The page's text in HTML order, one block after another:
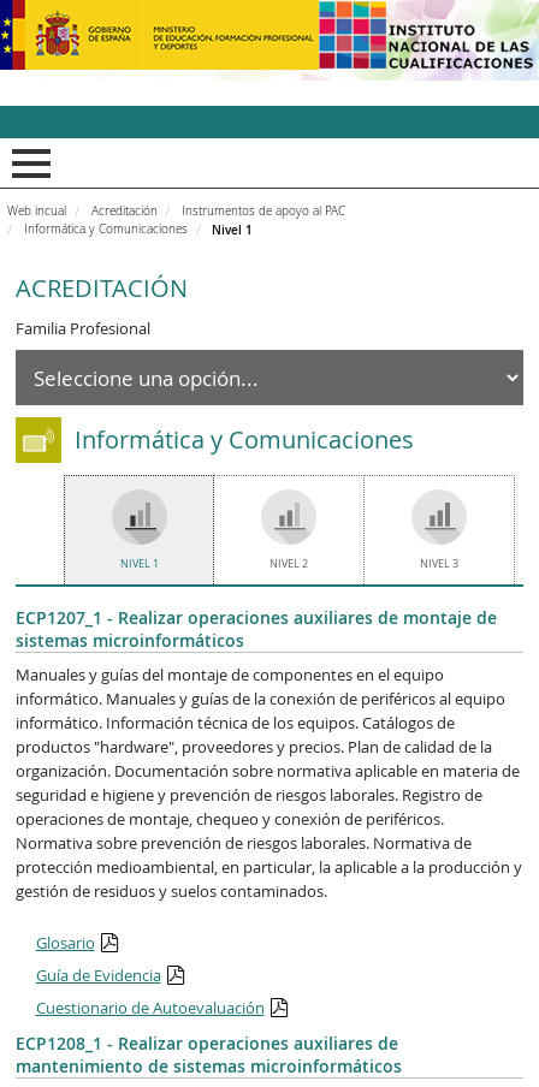
INCUAl - Instituto
Web incual Acreditación
Instrumentos de apoyo al PAC
Informática y Comunicaciones
Nivel 1
ACREDITACIÓN
Familia Profesional
Informática y Comunicaciones
NIVEL 1 NIVEL 2 NIVEL 3
ECP1207_1 - Realizar operaciones auxiliares de montaje de
sistemas microinformáticos
Manuales y guías del montaje de componentes en el equipo
informático. Manuales y guías de la conexión de periféricos al equipo
informático. Información técnica de los equipos. Catálogos de
productos "hardware", proveedores y precios. Plan de calidad de la
organización. Documentación sobre normativa aplicable en materia de
seguridad e higiene y prevención de riesgos laborales. Registro de
operaciones de montaje, chequeo y conexión de periféricos.
Normativa sobre prevención de riesgos laborales. Normativa de
protección medioambiental, en particular, la aplicable a la producción y
gestión de residuos y suelos contaminados.
Glosario
Guía de Evidencia
Cuestionario de Autoevaluación
ECP1208_1 - Realizar operaciones auxiliares de
mantenimiento de sistemas microinformáticos